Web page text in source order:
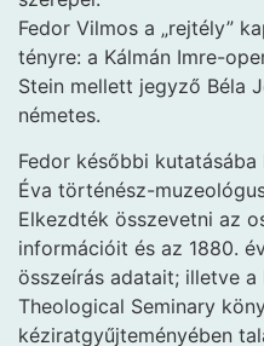
Fedor Vilmos a „rejtély”
tényre: a Kálmán Imre-
Stein mellett jegyző Béla
németes.
Fedor későbbi
Éva történész-
Elkezdték összevetni az
információit és az 1880.
összeírás adatait; illetve
Theological Seminary
kéziratgyűjteményében